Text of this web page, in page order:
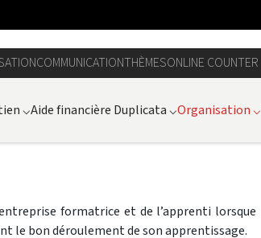
COMMUNICATIONTHÈMESONLINE COUNTER
⌵Aide financière Duplicata ⌵Organisation ⌵
formatrice et de l’apprenti lorsque
le bon déroulement de son apprentissage.